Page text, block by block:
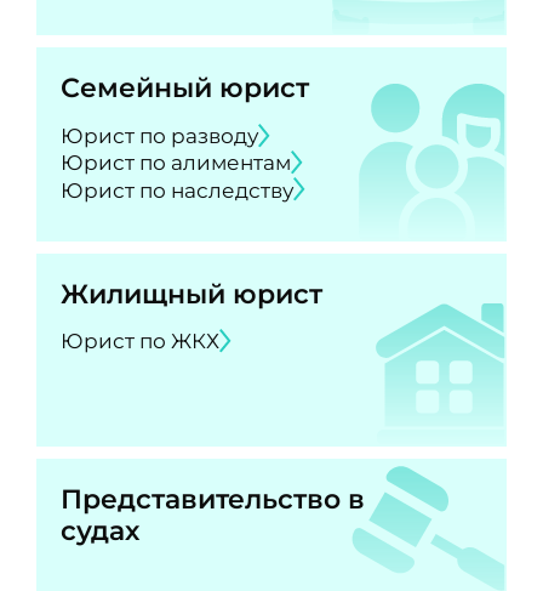
Семейный юрист
Юрист по разводу
Юрист по алиментам
Юрист по наследству
Жилищный юрист
Юрист по ЖКХ
Представительство в
судах